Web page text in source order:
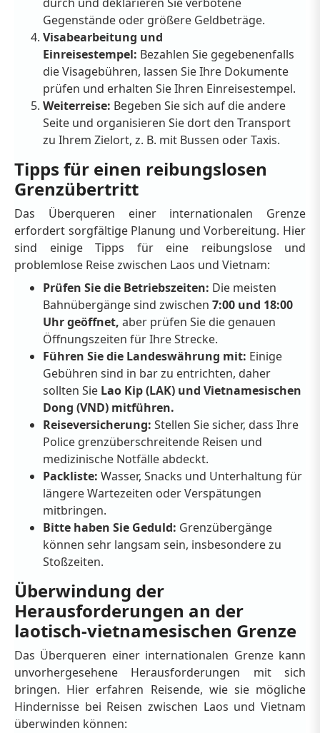
Gegenstände oder größere Geldbeträge.
Visabearbeitung und
Einreisestempel: Bezahlen Sie gegebenenfalls
die Visagebühren, lassen Sie Ihre Dokumente
prüfen und erhalten Sie Ihren Einreisestempel.
Weiterreise: Begeben Sie sich auf die andere
Seite und organisieren Sie dort den Transport
zu Ihrem Zielort, z. B. mit Bussen oder Taxis.
Tipps für einen reibungslosen
Grenzübertritt
Das Überqueren einer internationalen Grenze
erfordert sorgfältige Planung und Vorbereitung. Hier
sind einige Tipps für eine reibungslose und
problemlose Reise zwischen Laos und Vietnam:
Prüfen Sie die Betriebszeiten: Die meisten
Bahnübergänge sind zwischen 7:00 und 18:00
Uhr geöffnet, aber prüfen Sie die genauen
Öffnungszeiten für Ihre Strecke.
Führen Sie die Landeswährung mit: Einige
Gebühren sind in bar zu entrichten, daher
sollten Sie Lao Kip (LAK) und Vietnamesischen
Dong (VND) mitführen.
Reiseversicherung: Stellen Sie sicher, dass Ihre
Police grenzüberschreitende Reisen und
medizinische Notfälle abdeckt.
Packliste: Wasser, Snacks und Unterhaltung für
längere Wartezeiten oder Verspätungen
mitbringen.
Bitte haben Sie Geduld: Grenzübergänge
können sehr langsam sein, insbesondere zu
Stoßzeiten.
Überwindung der
Herausforderungen an der
laotisch-vietnamesischen Grenze
Das Überqueren einer internationalen Grenze kann
unvorhergesehene Herausforderungen mit sich
bringen. Hier erfahren Reisende, wie sie mögliche
Hindernisse bei Reisen zwischen Laos und Vietnam
überwinden können: